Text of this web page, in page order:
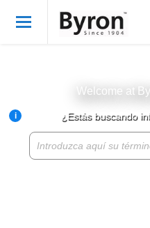
Byron Products
Product knowledge base
Welcome at
¿Estás buscando
i